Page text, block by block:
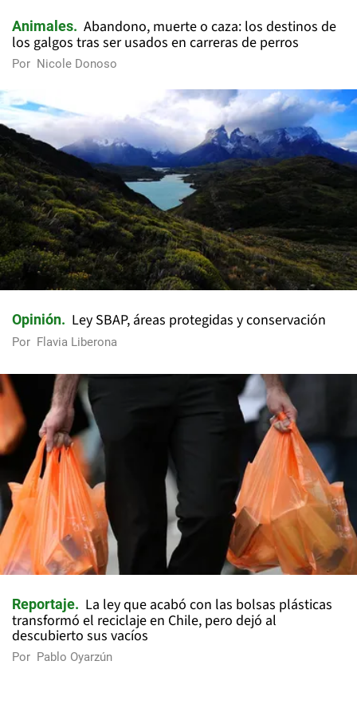
Animales
Abandono, muerte o caza: los destinos de
los galgos tras ser usados en carreras de perros
Por Nicole Donoso
Opinión Ley SBAP, áreas protegidas y conservación
Por Flavia Liberona
Reportaje
La ley que acabó con las bolsas plásticas
transformó el reciclaje en Chile, pero dejó al
descubierto sus vacíos
Por Pablo Oyarzún